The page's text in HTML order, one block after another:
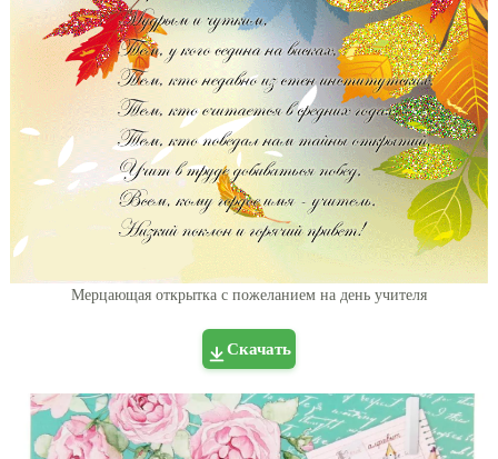
Мерцающая открытка с пожеланием на день учителя
Скачать